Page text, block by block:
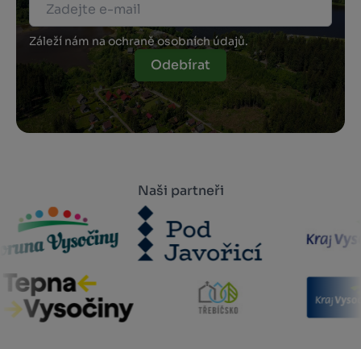
Záleží nám na ochraně osobních údajů.
Odebírat
Naši partneři